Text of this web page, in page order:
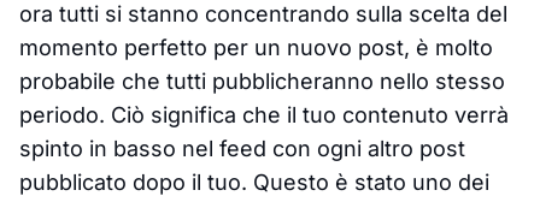
ora tutti si stanno concentrando sulla scelta del
momento perfetto per un nuovo post, è molto
probabile che tutti pubblicheranno nello stesso
periodo. Ciò significa che il tuo contenuto verrà
spinto in basso nel feed con ogni altro post
pubblicato dopo il tuo. Questo è stato uno dei